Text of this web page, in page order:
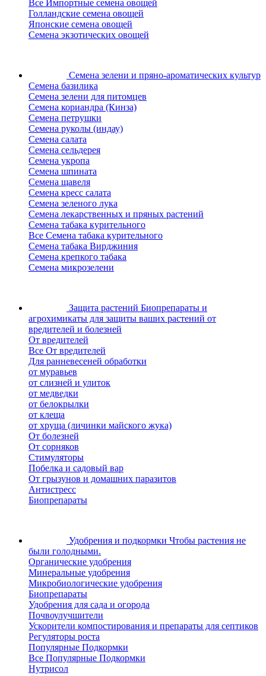
Все Импортные семена овощей
Голландские семена овощей
Японские семена овощей
Семена экзотических овощей
Семена зелени и пряно-ароматических культур
Семена базилика
Семена зелени для питомцев
Семена кориандра (Кинза)
Семена петрушки
Семена руколы (индау)
Семена салата
Семена сельдерея
Семена укропа
Семена шпината
Семена щавеля
Семена кресс салата
Семена зеленого лука
Семена лекарственных и пряных растений
Семена табака курительного
Все Семена табака курительного
Семена табака Вирджиния
Семена крепкого табака
Семена микрозелени
Защита растений Биопрепараты и
агрохимикаты для защиты ваших растений от
вредителей и болезней
От вредителей
Все От вредителей
Для ранневесеней обработки
от муравьев
от слизней и улиток
от медведки
от белокрылки
от клеща
от хруща (личинки майского жука)
От болезней
От сорняков
Стимуляторы
Побелка и садовый вар
От грызунов и домашних паразитов
Антистресс
Биопрепараты
Удобрения и подкормки Чтобы растения не
были голодными.
Органические удобрения
Минеральные удобрения
Микробиологические удобрения
Биопрепараты
Удобрения для сада и огорода
Почвоулучшители
Ускорители компостирования и препараты для септиков
Регуляторы роста
Популярные Подкормки
Все Популярные Подкормки
Нутрисол